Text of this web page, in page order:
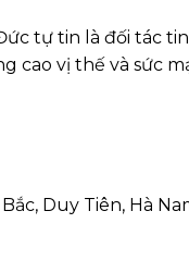
tự tin là đối tác
cao vị thế và sức
Duy Tiên, Hà